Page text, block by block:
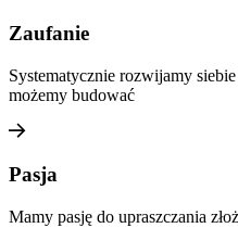
Zaufanie
Systematycznie rozwijamy
możemy budować
Pasja
Mamy pasję do upraszczania